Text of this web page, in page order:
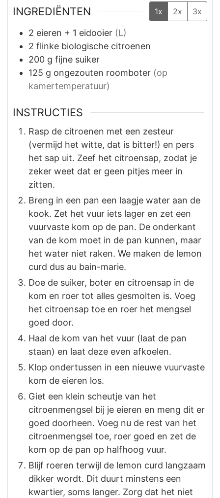
INGREDIËNTEN 1x 2x 3x
2 eieren + 1 eidooier (L)
2 flinke biologische citroenen
200 g fijne suiker
125 g ongezouten roomboter (op
kamertemperatuur)
INSTRUCTIES
Rasp de citroenen met een zesteur
(vermijd het witte, dat is bitter!) en pers
het sap uit. Zeef het citroensap, zodat je
zeker weet dat er geen pitjes meer in
zitten.
Breng in een pan een laagje water aan de
kook. Zet het vuur iets lager en zet een
vuurvaste kom op de pan. De onderkant
van de kom moet in de pan kunnen, maar
het water niet raken. We maken de lemon
curd dus au bain-marie.
Doe de suiker, boter en citroensap in de
kom en roer tot alles gesmolten is. Voeg
het citroensap toe en roer het mengsel
goed door.
Haal de kom van het vuur (laat de pan
staan) en laat deze even afkoelen.
Klop ondertussen in een nieuwe vuurvaste
kom de eieren los.
Giet een klein scheutje van het
citroenmengsel bij je eieren en meng dit er
goed doorheen. Voeg nu de rest van het
citroenmengsel toe, roer goed en zet de
kom op de pan op halfhoog vuur.
Blijf roeren terwijl de lemon curd langzaam
dikker wordt. Dit duurt minstens een
kwartier, soms langer. Zorg dat het niet